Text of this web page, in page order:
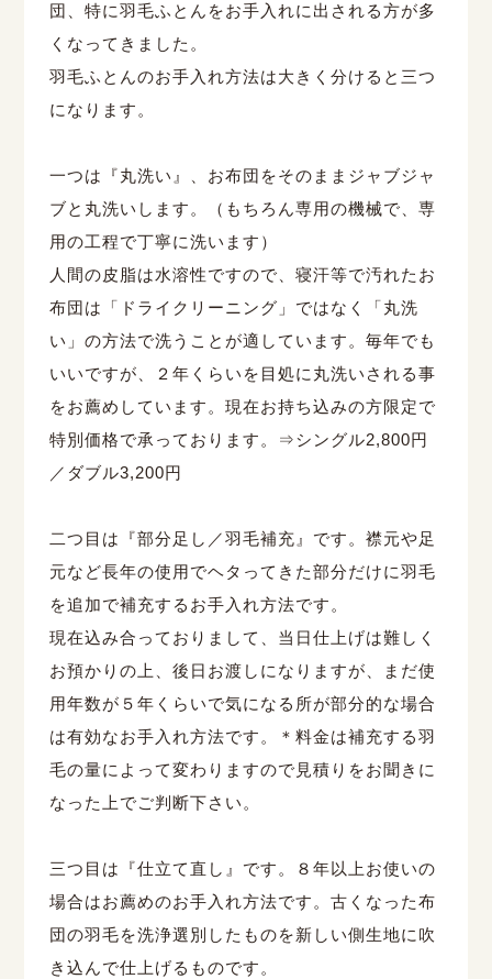
団、特に羽毛ふとんをお手入れに出される方が多
くなってきました。
羽毛ふとんのお手入れ方法は大きく分けると三つ
になります。
一つは『丸洗い』、お布団をそのままジャブジャ
ブと丸洗いします。（もちろん専用の機械で、専
用の工程で丁寧に洗います）
人間の皮脂は水溶性ですので、寝汗等で汚れたお
布団は「ドライクリーニング」ではなく「丸洗
い」の方法で洗うことが適しています。毎年でも
いいですが、２年くらいを目処に丸洗いされる事
をお薦めしています。現在お持ち込みの方限定で
特別価格で承っております。⇒シングル2,800円
／ダブル3,200円
二つ目は『部分足し／羽毛補充』です。襟元や足
元など長年の使用でヘタってきた部分だけに羽毛
を追加で補充するお手入れ方法です。
現在込み合っておりまして、当日仕上げは難しく
お預かりの上、後日お渡しになりますが、まだ使
用年数が５年くらいで気になる所が部分的な場合
は有効なお手入れ方法です。＊料金は補充する羽
毛の量によって変わりますので見積りをお聞きに
なった上でご判断下さい。
三つ目は『仕立て直し』です。８年以上お使いの
場合はお薦めのお手入れ方法です。古くなった布
団の羽毛を洗浄選別したものを新しい側生地に吹
き込んで仕上げるものです。